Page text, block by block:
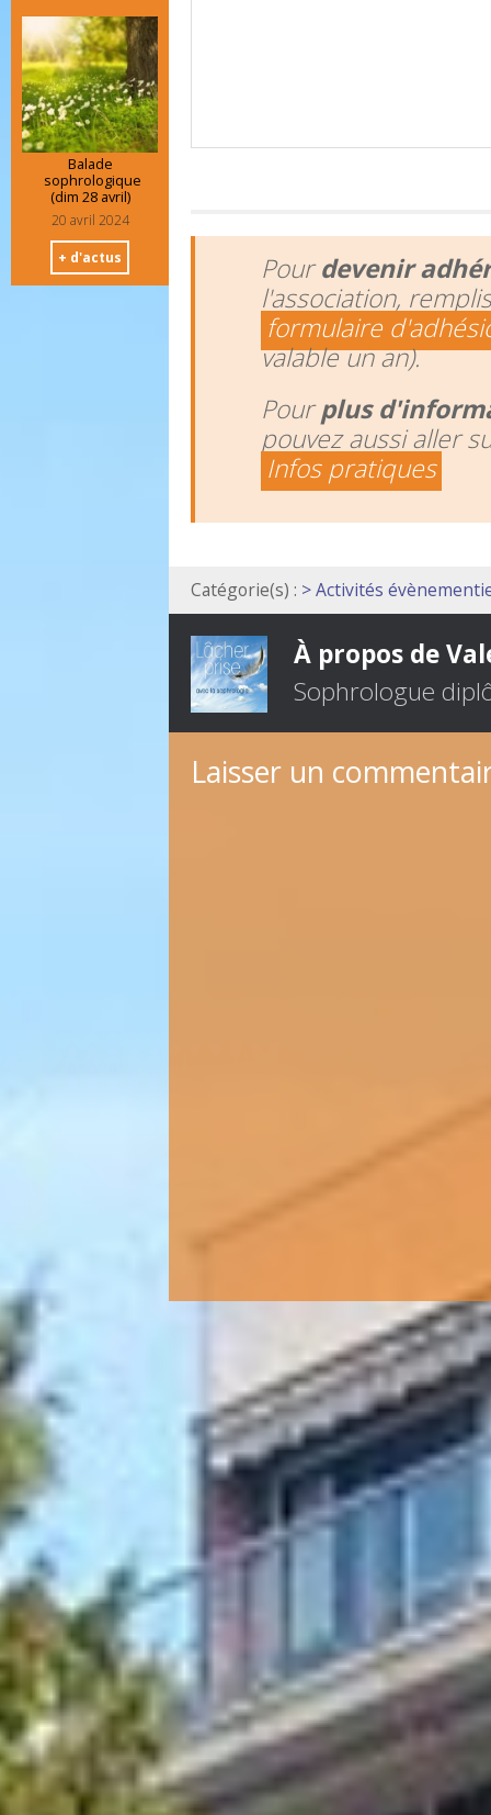
Pourdevenir
l'association,
formulaire
valable un an).
Pourplus
pouvez aussi aller
Infos pratiques
Catégorie(s) : > Activités
À propos de
Sophrologue
Laisser un
Balade
sophrologique
(dim 28 avril)
20 avril 2024
+ d'actus